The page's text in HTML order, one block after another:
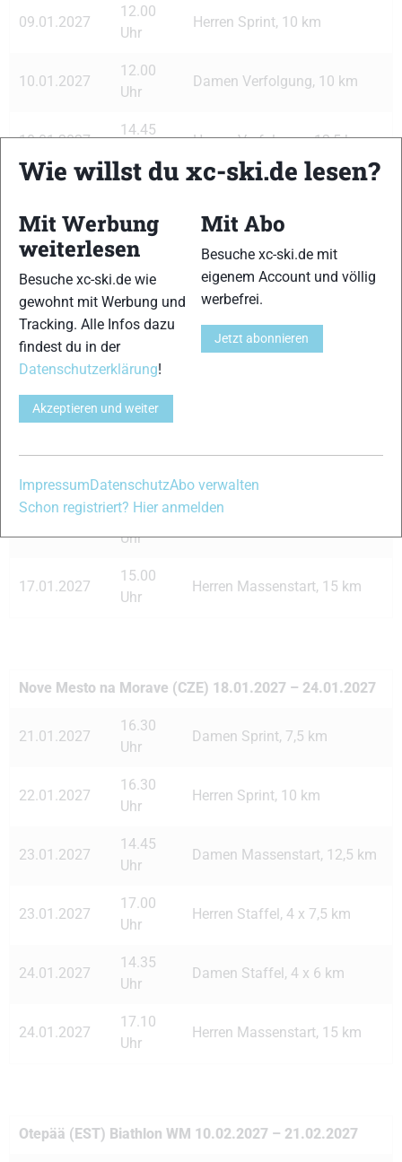
09.01.2027
12.00
Uhr
Herren Sprint, 10 km
10.01.2027
12.00
Uhr
Damen Verfolgung, 10 km
10.01.2027
14.45
Herren Verfolgung, 12,5 km
Antholz (ITA) 14.01.2027 – 17.01.2027
14.01.2027
14.15
Uhr
Herren Einzel, 20 km
15.01.2027
Uhr
Damen Einzel, 15 km
16.01.2027
11.45
Uhr
14.30
Uhr
12.45
Uhr
17.01.2027
15.00
Uhr
Herren Massenstart, 15 km
Nove Mesto na Morave (CZE) 18.01.2027 – 24.01.2027
21.01.2027
16.30
Uhr
Damen Sprint, 7,5 km
22.01.2027
16.30
Uhr
Herren Sprint, 10 km
23.01.2027
14.45
Uhr
Damen Massenstart, 12,5 km
23.01.2027
17.00
Uhr
Herren Staffel, 4 x 7,5 km
24.01.2027
14.35
Uhr
Damen Staffel, 4 x 6 km
24.01.2027
17.10
Uhr
Herren Massenstart, 15 km
Otepää (EST) Biathlon WM 10.02.2027 – 21.02.2027
Wie willst du xc-ski.de lesen?
Mit Werbung
weiterlesen
Besuche xc-ski.de wie
gewohnt mit Werbung und
Tracking. Alle Infos dazu
findest du in der
Datenschutzerklärung!
Akzeptieren und weiter
Mit Abo
Besuche xc-ski.de mit
eigenem Account und völlig
werbefrei.
Jetzt abonnieren
ImpressumDatenschutzAbo verwalten
Schon registriert? Hier anmelden